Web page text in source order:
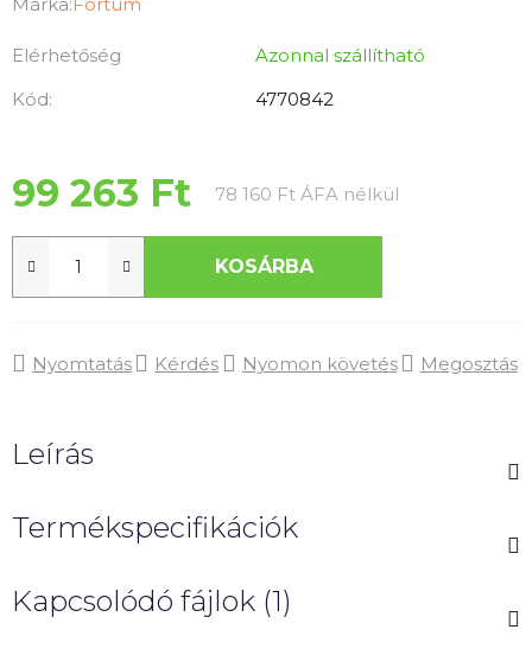
értékelése
5-
csillag.
Elérhetőség
Azonnal szállítható
Kód:
4770842
99 263 Ft 78 160 Ft ÁFA nélkül
KOSÁRBA
Nyomtatás Kérdés Nyomon követés Megosztás
Leírás
Termékspecifikációk
Kapcsolódó fájlok (1)